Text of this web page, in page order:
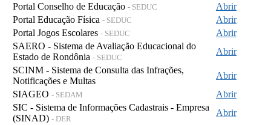
Portal Conselho de Educação - SEDUC
Abrir
Portal Educação Física - SEDUC
Abrir
Portal Jogos Escolares - SEDUC
Abrir
SAERO - Sistema de Avaliação Educacional do
Estado de Rondônia - SEDUC
Abrir
SCINM - Sistema de Consulta das Infrações,
Notificações e Multas
Abrir
SIAGEO - SEDAM
Abrir
SIC - Sistema de Informações Cadastrais - Empresa
(SINAD) - DER
Abrir